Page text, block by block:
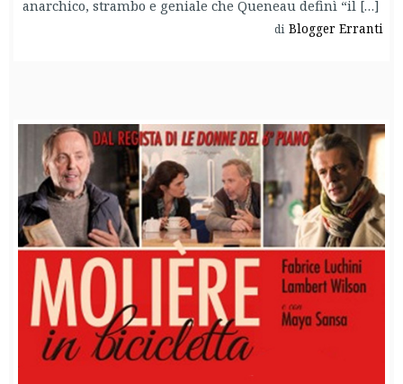
anarchico, strambo e geniale che Queneau definì “il […]
di Blogger Erranti